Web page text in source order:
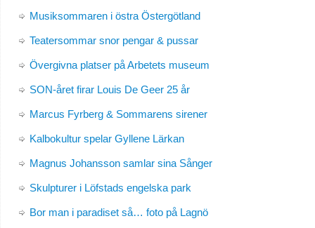
Musiksommaren i östra Östergötland
Teatersommar snor pengar & pussar
Övergivna platser på Arbetets museum
SON-året firar Louis De Geer 25 år
Marcus Fyrberg & Sommarens sirener
Kalbokultur spelar Gyllene Lärkan
Magnus Johansson samlar sina Sånger
Skulpturer i Löfstads engelska park
Bor man i paradiset så… foto på Lagnö